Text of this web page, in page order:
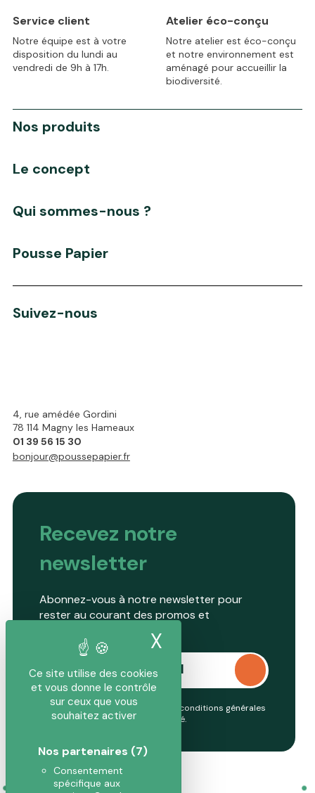
Ce site utilise des cookies
et vous donne le contrôle
sur ceux que vous
souhaitez activer
Nos partenaires (7)
Consentement
spécifique aux
X
Service client
Notre équipe est à votre
disposition du lundi au
vendredi de 9h à 17h.
Atelier éco-conçu
Notre atelier est éco-conçu
et notre environnement est
aménagé pour accueillir la
biodiversité.
4, rue amédée Gordini
78 114 Magny les Hameaux
01 39 56 15 30
bonjour@poussepapier.fr
Recevez notre
newsletter
Abonnez-vous à notre newsletter pour
rester au courant des promos et
En continuant, vous acceptez nos conditions générales
et notrepolitique de confidentialité.
Nos produits
Le concept
Qui sommes-nous ?
Pousse Papier
Suivez-nous